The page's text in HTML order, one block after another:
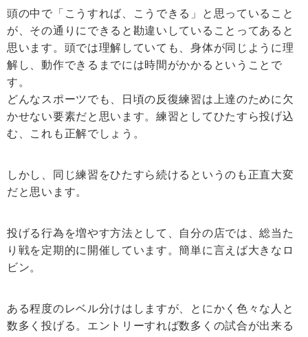
頭の中で「こうすれば、こうできる」と思っていること
が、その通りにできると勘違いしていることってあると
思います。頭では理解していても、身体が同じように理
解し、動作できるまでには時間がかかるということで
す。
どんなスポーツでも、日頃の反復練習は上達のために欠
かせない要素だと思います。練習としてひたすら投げ込
む、これも正解でしょう。
しかし、同じ練習をひたすら続けるというのも正直大変
だと思います。
投げる行為を増やす方法として、自分の店では、総当た
り戦を定期的に開催しています。簡単に言えば大きなロ
ビン。
ある程度のレベル分けはしますが、とにかく色々な人と
数多く投げる。エントリーすれば数多くの試合が出来る